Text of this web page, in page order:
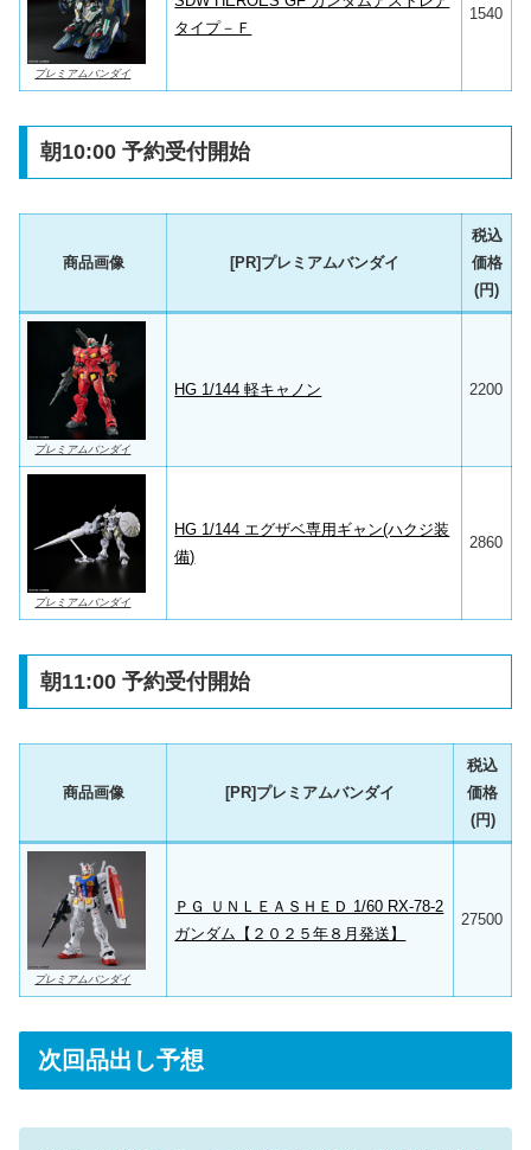
プレミアムバンダイ
タイプ－Ｆ
1540
朝10:00 予約受付開始
商品画像 [PR]プレミアムバンダイ
税込
価格
(円)
プレミアムバンダイ
HG 1/144 軽キャノン 2200
プレミアムバンダイ
HG 1/144 エグザベ専用ギャン(ハクジ装
備)
2860
朝11:00 予約受付開始
商品画像 [PR]プレミアムバンダイ
税込
価格
(円)
プレミアムバンダイ
ＰＧ ＵＮＬＥＡＳＨＥＤ 1/60 RX-78-2
ガンダム【２０２５年８月発送】
27500
次回品出し予想